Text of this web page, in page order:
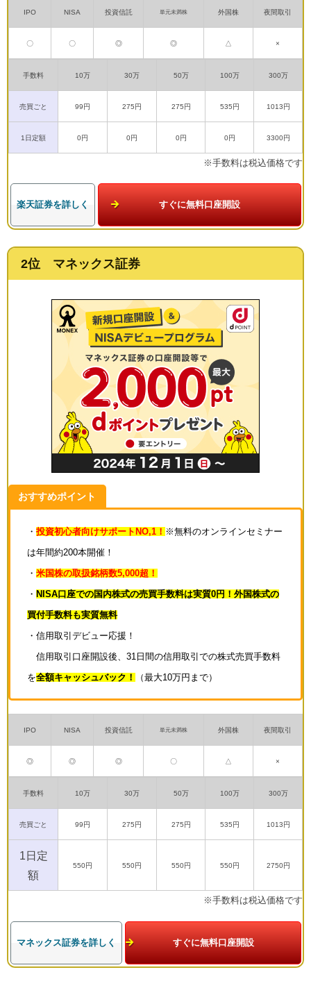
IPO NISA 投資信託 単元未満株 外国株 夜間取引
〇 〇 ◎ ◎ △ ×
手数料 10万 30万 50万 100万 300万
売買ごと 99円 275円 275円 535円 1013円
1日定額 0円 0円 0円 0円 3300円
※手数料は税込価格です
楽天証券を詳しく すぐに無料口座開設
2位 マネックス証券
おすすめポイント
・ 投資初心者向けサポートNO,1！ ※無料のオンラインセミナー
は年間約200本開催！
・ 米国株の取扱銘柄数5,000超！
・ NISA口座での国内株式の売買手数料は実質0円！外国株式の
買付手数料も実質無料
・信用取引デビュー応援！
信用取引口座開設後、31日間の信用取引での株式売買手数料
を全額キャッシュバック！ （最大10万円まで）
IPO NISA 投資信託 単元未満株 外国株 夜間取引
◎ ◎ ◎ 〇 △ ×
手数料 10万 30万 50万 100万 300万
売買ごと 99円 275円 275円 535円 1013円
1日定
額
550円 550円 550円 550円 2750円
※手数料は税込価格です
マネックス証券を詳しく すぐに無料口座開設